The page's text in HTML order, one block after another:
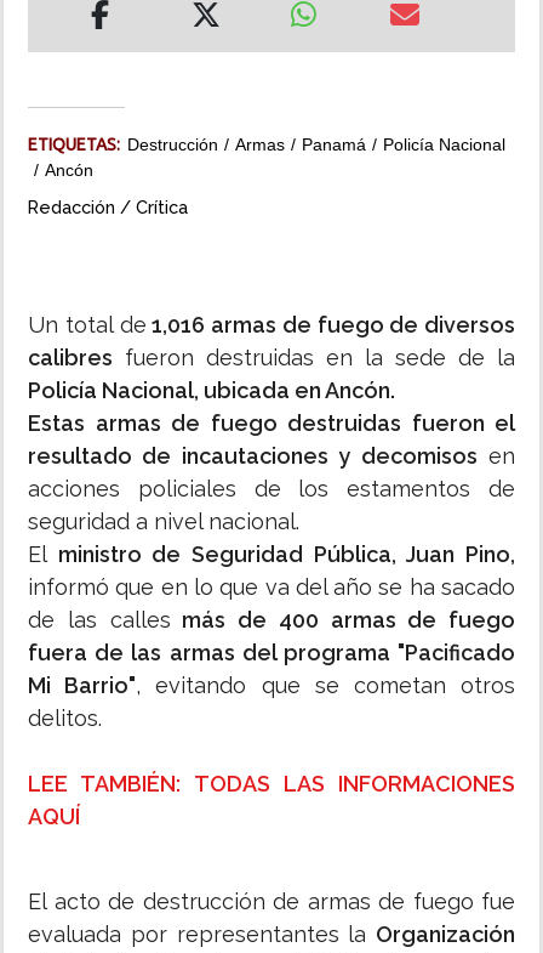
ETIQUETAS: Destrucción Armas Panamá
Policía Nacional
Ancón
Redacción / Crítica
Un total de 1,016 armas de fuego de diversos
calibres fueron destruidas en la sede de la
Policía Nacional, ubicada en Ancón.
Estas armas de fuego destruidas fueron el
resultado de incautaciones y decomisos en
acciones policiales de los estamentos de
seguridad a nivel nacional.
El ministro de Seguridad Pública, Juan Pino,
informó que en lo que va del año se ha sacado
de las calles más de 400 armas de fuego
fuera de las armas del programa "Pacificado
Mi Barrio", evitando que se cometan otros
delitos.
LEE TAMBIÉN: TODAS LAS INFORMACIONES
AQUÍ
El acto de destrucción de armas de fuego fue
evaluada por representantes la Organización